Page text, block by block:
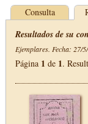
Consulta
Resultados de su
Ejemplares. Fecha: 27/
Página 1 de 1.